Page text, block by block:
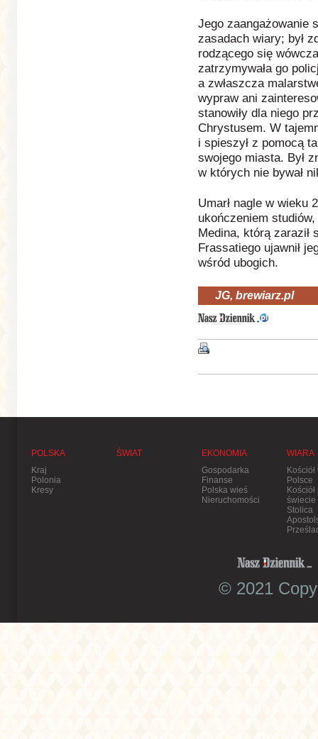
Jego zaangażowanie
zasadach wiary; był
rodzącego się
zatrzymywała go
a zwłaszcza
wypraw ani
stanowiły dla niego
Chrystusem. W
i spieszył z pomocą
swojego miasta. Był
w których nie bywał
Umarł nagle w wieku
ukończeniem
Medina, którą zaraził
Frassatiego ujawnił
wśród ubogich.
JG, brewiarz.pl
POLSKA
Kraj
Polonia
Kresy
ŚWIAT
EKONOMIA
Gospodarka
Finanse
Polska wieś
Nieruchomości
WIARA
Kościół
Polsce
Kościół
świecie
Stolica
© 2021